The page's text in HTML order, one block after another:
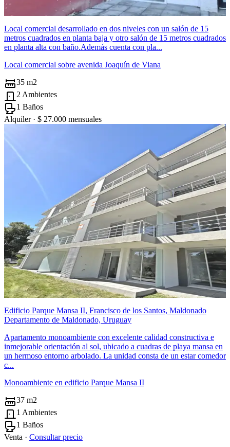
Local comercial desarrollado en dos niveles con un salón de 15
metros cuadrados en planta baja y otro salón de 15 metros cuadrados
en planta alta con baño.Además cuenta con pla...
Local comercial sobre avenida Joaquín de Viana
35 m2
2 Ambientes
1 Baños
Alquiler · $ 27.000 mensuales
Edificio Parque Mansa II, Francisco de los Santos, Maldonado
Departamento de Maldonado, Uruguay
Apartamento monoambiente con excelente calidad constructiva e
inmejorable orientación al sol, ubicado a cuadras de playa mansa en
un hermoso entorno arbolado. La unidad consta de un estar comedor
c...
Monoambiente en edificio Parque Mansa II
37 m2
1 Ambientes
1 Baños
Venta · Consultar precio